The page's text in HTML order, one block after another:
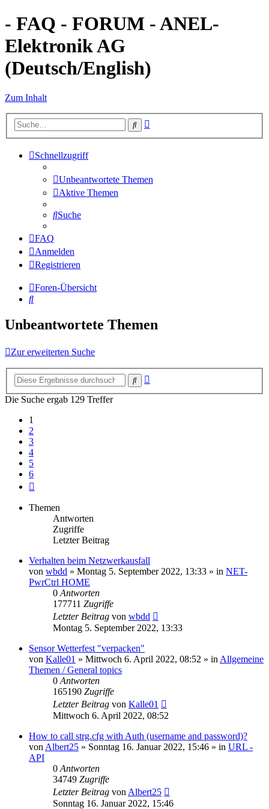
- FAQ - FORUM - ANEL-
Elektronik AG
(Deutsch/English)
Zum Inhalt
Suche
Schnellzugriff
Unbeantwortete Themen
Aktive Themen
Suche
FAQ
Anmelden
Registrieren
Foren-Übersicht
Suche
Unbeantwortete Themen
Zur erweiterten Suche
Suche
Die Suche ergab 129 Treffer
1
2
3
4
5
6
Themen
Antworten
Zugriffe
Letzter Beitrag
Verhalten beim Netzwerkausfall
von wbdd » Montag 5. September 2022, 13:33 » in NET-
PwrCtrl HOME
0 Antworten
177711 Zugriffe
Letzter Beitrag von wbdd
Montag 5. September 2022, 13:33
Sensor Wetterfest "verpacken"
von Kalle01 » Mittwoch 6. April 2022, 08:52 » in Allgemeine
Themen / General topics
0 Antworten
165190 Zugriffe
Letzter Beitrag von Kalle01
Mittwoch 6. April 2022, 08:52
How to call strg.cfg with Auth (username and password)?
von Albert25 » Sonntag 16. Januar 2022, 15:46 » in URL -
API
0 Antworten
34749 Zugriffe
Letzter Beitrag von Albert25
Sonntag 16. Januar 2022, 15:46